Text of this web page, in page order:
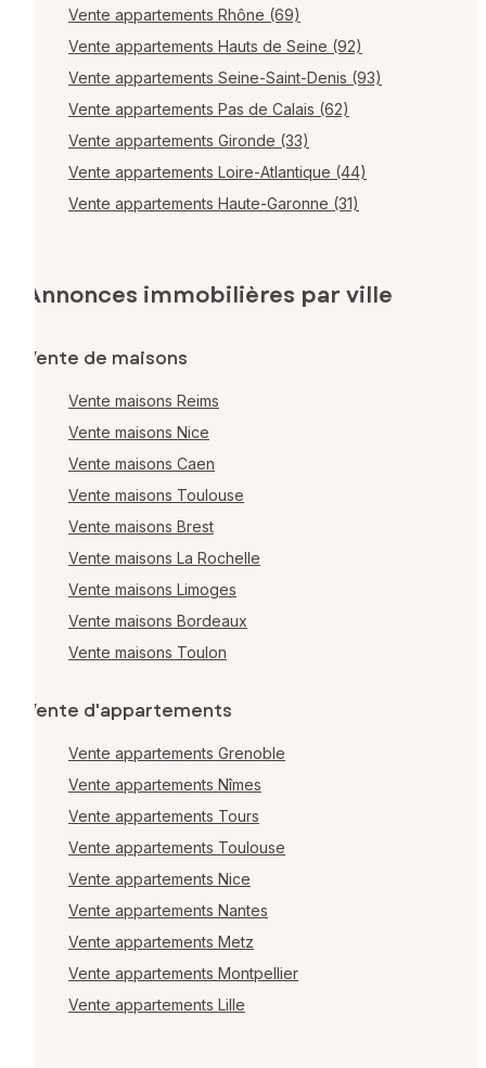
Vente appartements Rhône (69)
Vente appartements Hauts de Seine (92)
Vente appartements Seine-Saint-Denis (93)
Vente appartements Pas de Calais (62)
Vente appartements Gironde (33)
Vente appartements Loire-Atlantique (44)
Vente appartements Haute-Garonne (31)
Annonces immobilières par ville
Vente de maisons
Vente maisons Reims
Vente maisons Nice
Vente maisons Caen
Vente maisons Toulouse
Vente maisons Brest
Vente maisons La Rochelle
Vente maisons Limoges
Vente maisons Bordeaux
Vente maisons Toulon
Vente d'appartements
Vente appartements Grenoble
Vente appartements Nîmes
Vente appartements Tours
Vente appartements Toulouse
Vente appartements Nice
Vente appartements Nantes
Vente appartements Metz
Vente appartements Montpellier
Vente appartements Lille